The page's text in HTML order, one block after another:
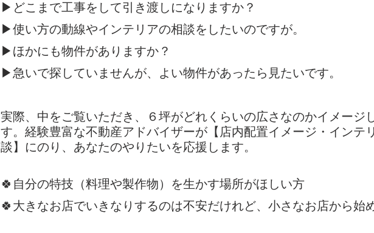
▶どこまで工事をして引き渡しになりますか？
▶使い方の動線やインテリアの相談をしたいのですが。
▶ほかにも物件がありますか？
▶急いで探していませんが、よい物件があったら見たいです。
実際、中をご覧いただき、６坪がどれくらいの広さなのかイメージ
す。経験豊富な不動産アドバイザーが【店内配置イメージ・インテ
談】にのり、あなたのやりたいを応援します。
🍀自分の特技（料理や製作物）を生かす場所がほしい方
🍀大きなお店でいきなりするのは不安だけれど、小さなお店から始